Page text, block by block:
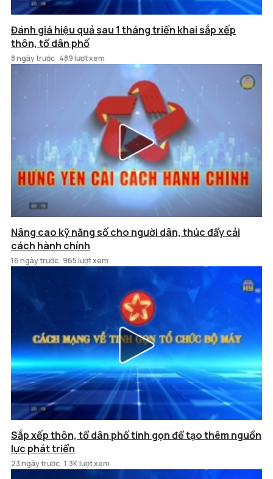
Đánh giá hiệu quả sau 1 tháng triển khai sắp xếp
thôn, tổ dân phố
8 ngày trước 489 lượt xem
Nâng cao kỹ năng số cho người dân, thúc đẩy cải
cách hành chính
16 ngày trước 965 lượt xem
Sắp xếp thôn, tổ dân phố tinh gọn để tạo thêm nguồn
lực phát triển
23 ngày trước 1.3K lượt xem